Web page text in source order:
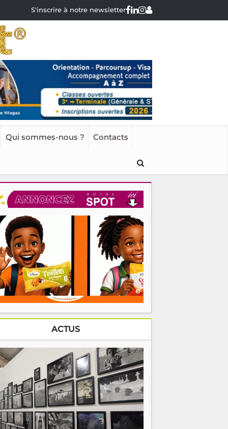
S'inscrire à notre newsletter
Qui sommes-nous ? Contacts
ACTUS